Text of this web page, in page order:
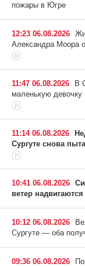
пожары в Югре
12:23 06.08.2026
Александра Моора
11:47 06.08.2026
В
маленькую девочку
11:14 06.08.2026
Сургуте снова
10:41 06.08.2026
ветер надвигаются
10:12 06.08.2026
Сургуте — оба
09:36 06.08.2026